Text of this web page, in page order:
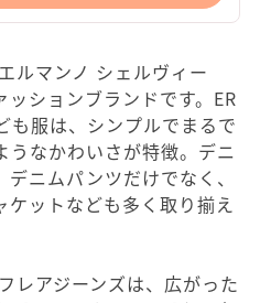
ルマンノ シェルヴィー
ションブランドです。ER
も服は、シンプルでまるで
うなかわいさが特徴。デニ
ニムパンツだけでなく、
ケットなども多く取り揃え
レアジーンズは、広がった